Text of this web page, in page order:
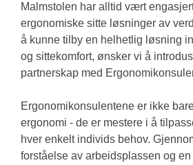
Malmstolen har alltid vært
ergonomiske sitte løsninger av
å kunne tilby en helhetlig løsning
og sittekomfort, ønsker vi å
partnerskap med
Ergonomikonsulentene er ikke
ergonomi - de er mestere i å
hver enkelt individs behov.
forståelse av arbeidsplassen og